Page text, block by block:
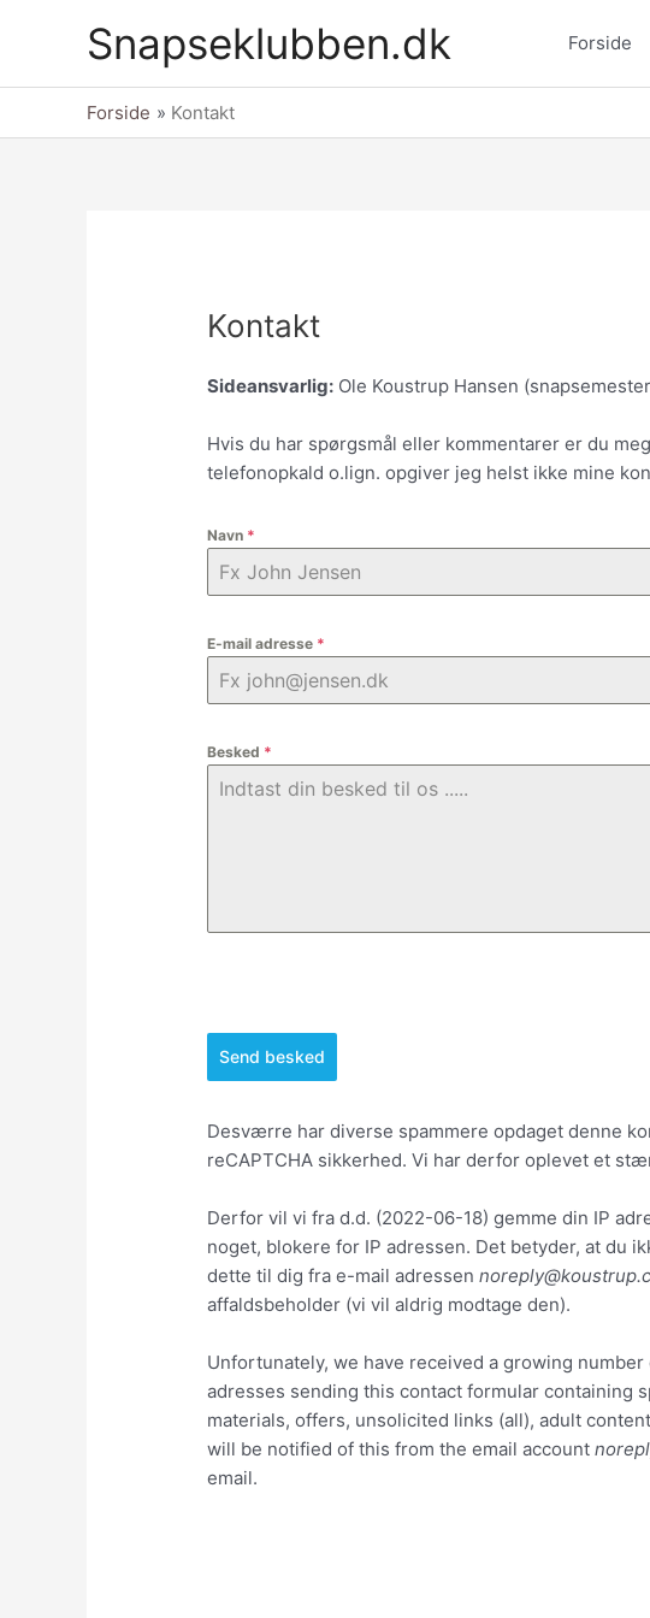
Snapseklubben.dk Forside
Forside Kontakt
Kontakt
Sideansvarlig: Ole Koustrup Hansen
Hvis du har spørgsmål eller kommentarer er du
telefonopkald o.lign. opgiver jeg helst ikke mine
Navn *
E-mail adresse *
Besked *
Send besked
Desværre har diverse spammere opdaget denne
reCAPTCHA sikkerhed. Vi har derfor oplevet et
Derfor vil vi fra d.d. (2022-06-18) gemme din IP
noget, blokere for IP adressen. Det betyder, at du
dette til dig fra e-mail adressen
affaldsbeholder (vi vil aldrig modtage den).
Unfortunately, we have received a growing
adresses sending this contact formular containing
materials, offers, unsolicited links (all), adult
will be notified of this from the email account
email.